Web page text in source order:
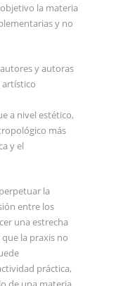
la materia
y no
y autoras
a nivel estético,
más
y el
la
entre los
una estrecha
la praxis no
práctica,